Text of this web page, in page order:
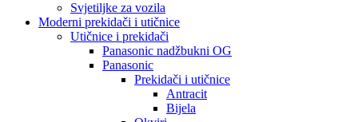
Svjetiljke za vozila
Moderni prekidači i utičnice
Utičnice i prekidači
Panasonic nadžbukni OG
Panasonic
Prekidači i utičnice
Antracit
Bijela